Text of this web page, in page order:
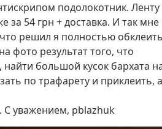
подолокотник. Ленту
за 54 грн + доставка. И так мне
решил я полностью
фото результат того, что
найти большой кусок бархата
по трафарету и приклеить, а
С уважением, pblazhuk